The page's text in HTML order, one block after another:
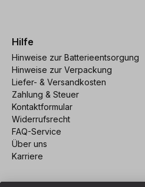
Hilfe
Hinweise zur Batterieentsorgung
Hinweise zur Verpackung
Liefer- & Versandkosten
Zahlung & Steuer
Kontaktformular
Widerrufsrecht
FAQ-Service
Über uns
Karriere